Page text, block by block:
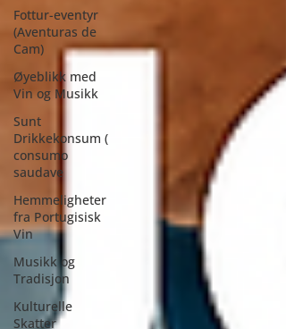
Fottur-eventyr
(Aventuras de
Cam)
Øyeblikk med
Vin og Musikk
Sunt
Drikkekonsum (
consumo
saudave
Hemmeligheter
fra Portugisisk
Vin
Musikk og
Tradisjon
Kulturelle
Skatter